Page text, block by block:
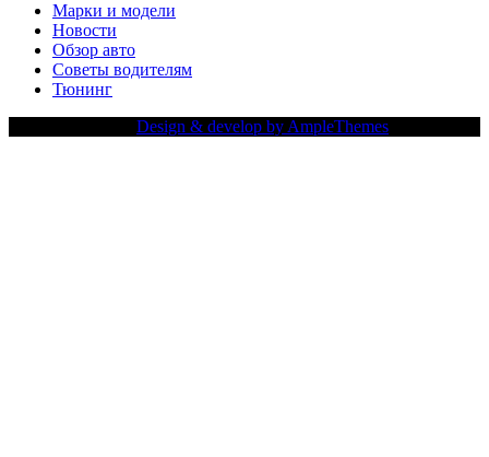
Марки и модели
Новости
Обзор авто
Советы водителям
Тюнинг
Design & develop by AmpleThemes